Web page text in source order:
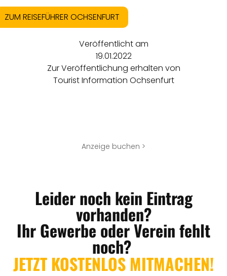
ZUM REISEFÜHRER OCHSENFURT
Veröffentlicht am
19.01.2022
Zur Veröffentlichung erhalten von
Tourist Information Ochsenfurt
Anzeige buchen >
Leider noch kein Eintrag
vorhanden?
Ihr Gewerbe oder Verein fehlt
noch?
JETZT KOSTENLOS MITMACHEN!